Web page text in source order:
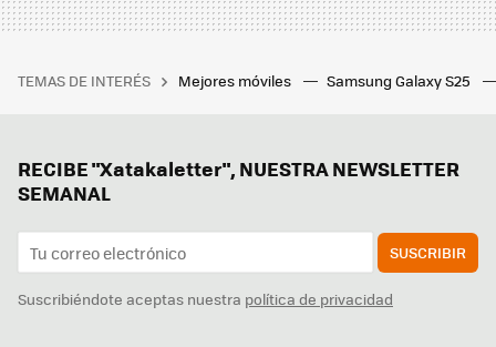
TEMAS DE INTERÉS Mejores móviles Samsung Galaxy S25
RECIBE "Xatakaletter", NUESTRA NEWSLETTER
SEMANAL
SUSCRIBIR
Suscribiéndote aceptas nuestra política de privacidad